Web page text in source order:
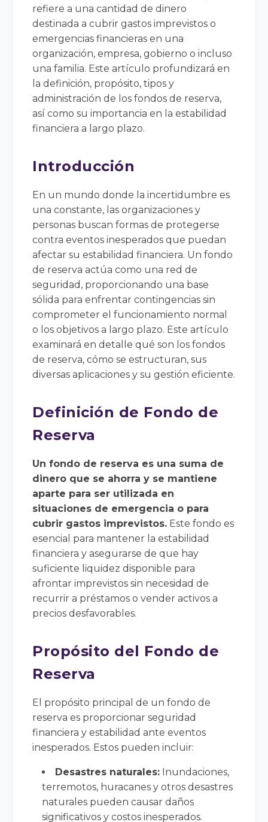
refiere a una cantidad de dinero
destinada a cubrir gastos imprevistos o
emergencias financieras en una
organización, empresa, gobierno o incluso
una familia. Este artículo profundizará en
la definición, propósito, tipos y
administración de los fondos de reserva,
así como su importancia en la estabilidad
financiera a largo plazo.
Introducción
En un mundo donde la incertidumbre es
una constante, las organizaciones y
personas buscan formas de protegerse
contra eventos inesperados que puedan
afectar su estabilidad financiera. Un fondo
de reserva actúa como una red de
seguridad, proporcionando una base
sólida para enfrentar contingencias sin
comprometer el funcionamiento normal
o los objetivos a largo plazo. Este artículo
examinará en detalle qué son los fondos
de reserva, cómo se estructuran, sus
diversas aplicaciones y su gestión eficiente.
Definición de Fondo de
Reserva
Un fondo de reserva es una suma de
dinero que se ahorra y se mantiene
aparte para ser utilizada en
situaciones de emergencia o para
cubrir gastos imprevistos. Este fondo es
esencial para mantener la estabilidad
financiera y asegurarse de que hay
suficiente liquidez disponible para
afrontar imprevistos sin necesidad de
recurrir a préstamos o vender activos a
precios desfavorables.
Propósito del Fondo de
Reserva
El propósito principal de un fondo de
reserva es proporcionar seguridad
financiera y estabilidad ante eventos
inesperados. Estos pueden incluir:
Desastres naturales: Inundaciones,
terremotos, huracanes y otros desastres
naturales pueden causar daños
significativos y costos inesperados.